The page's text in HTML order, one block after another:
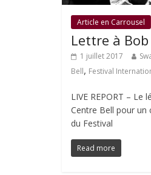
Article en Carrousel
Lettre à
1 juillet 2017
Bell, Festival
LIVE REPORT – Le
Centre Bell pour un
du Festival
Read more